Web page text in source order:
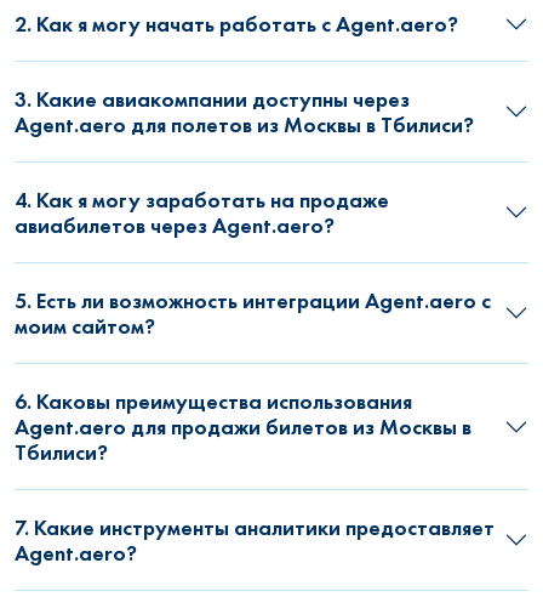
2. Как я могу начать работать с Agent.aero?
3. Какие авиакомпании доступны через
Agent.aero для полетов из Москвы в Тбилиси?
4. Как я могу заработать на продаже
авиабилетов через Agent.aero?
5. Есть ли возможность интеграции Agent.aero с
моим сайтом?
6. Каковы преимущества использования
Agent.aero для продажи билетов из Москвы в
Тбилиси?
7. Какие инструменты аналитики предоставляет
Agent.aero?